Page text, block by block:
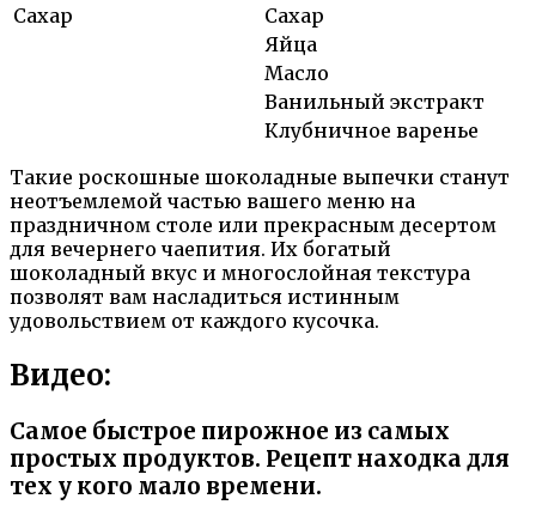
Сахар
Сахар
Яйца
Масло
Ванильный экстракт
Клубничное варенье
Такие роскошные шоколадные выпечки станут
неотъемлемой частью вашего меню на
праздничном столе или прекрасным десертом
для вечернего чаепития. Их богатый
шоколадный вкус и многослойная текстура
позволят вам насладиться истинным
удовольствием от каждого кусочка.
Видео:
Самое быстрое пирожное из самых
простых продуктов. Рецепт находка для
тех у кого мало времени.